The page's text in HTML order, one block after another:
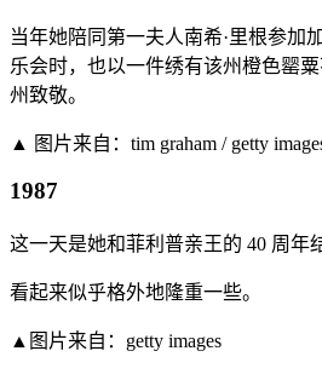
当年她陪同第一夫人南希·里根参加
乐会时，也以一件绣有该州橙色罂
州致敬。
▲ 图片来自：tim graham / getty
1987
这一天是她和菲利普亲王的 40 周年
看起来似乎格外地隆重一些。
▲图片来自：getty images